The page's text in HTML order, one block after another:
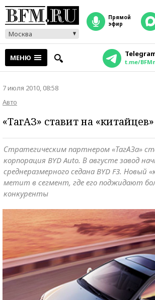
Москва
прямой
эфир
МЕНЮ t.me/
7 июля 2010, 08:58
Авто
«ТагАЗ» ставит на «китайцев»
Стратегическим партнером «ТагАЗа»
корпорация BYD Auto. В августе завод
среднеразмерного седана BYD F3. Новый
метит в сегмент, где его поджидают
конкуренты